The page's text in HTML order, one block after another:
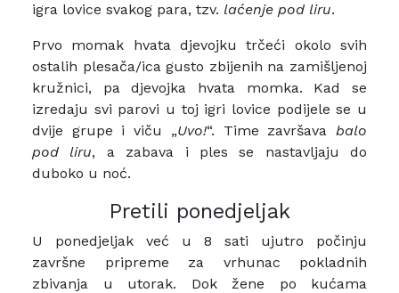
igra lovice svakog para, tzv. laćenje pod liru.
Prvo momak hvata djevojku trčeći okolo svih
ostalih plesača/ica gusto zbijenih na zamišljenoj
kružnici, pa djevojka hvata momka. Kad se
izredaju svi parovi u toj igri lovice podijele se u
dvije grupe i viču „Uvo!“. Time završavabalo
pod liru, a zabava i ples se nastavljaju do
duboko u noć.
Pretili ponedjeljak
U ponedjeljak već u 8 sati ujutro počinju
završne pripreme za vrhunac pokladnih
zbivanja u utorak. Dok žene po kućama